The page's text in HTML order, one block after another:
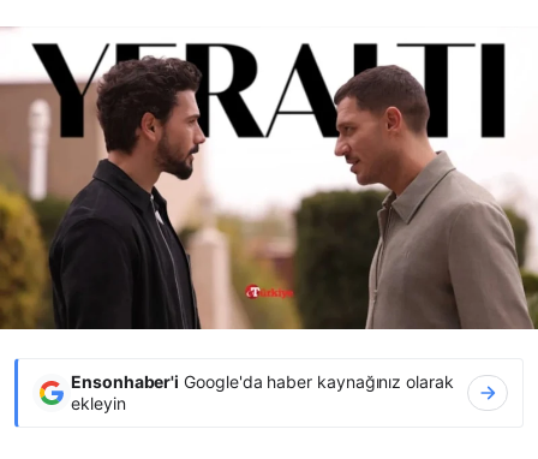
Ensonhaber'i Google'da haber kaynağınız olarak
ekleyin